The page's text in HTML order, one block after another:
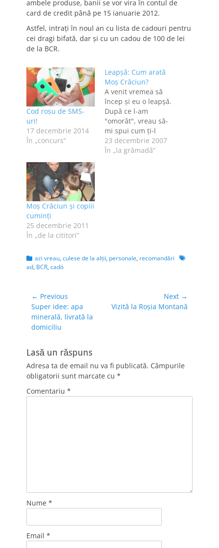
ambele produse, banii se vor vira în contul de
card de credit până pe 15 ianuarie 2012.
Astfel, intraţi în noul an cu lista de cadouri pentru
cei dragi bifată, dar şi cu un cadou de 100 de lei
de la BCR.
Cod roșu de SMS-
uri!
17 decembrie 2014
În „concurs”
Leapşă: Cum arată
Moş Crăciun?
A venit vremea să
încep şi eu o leapşă.
După ce l-am
"omorât", vreau să-
mi spui cum ţi-l
imaginezi tu pe Moş
Crăciun. Aştepţi
23 decembrie 2007
În „la grămadă”
Moş Crăciun şi copiii
cuminţi
25 decembrie 2011
În „de la cititori”
Categories
azi vreau, culese de la alţii, personale, recomandări
Tags
ad, BCR, cadó
Navigare
în
articole
← Previous
Previous
post:
Super idee: apa
minerală, livrată la
domiciliu
Next →
Next
Vizită la Roşia Montană
Lasă un răspuns
Adresa ta de email nu va fi publicată. Câmpurile
obligatorii sunt marcate cu *
Comentariu *
Nume *
Email *